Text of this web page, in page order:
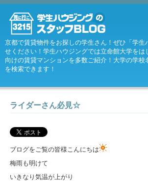
京都で賃貸物件をお探しの学生さん！ぜひ「学生
せください！学生ハウジングでは立命館大学をは
向けの賃貸マンションを多数ご紹介！大学の学校
を検索できます！
ライダーさん必見☆
ブログをご覧の皆様こんにちは
梅雨も明けて
いきなり気温が上がり